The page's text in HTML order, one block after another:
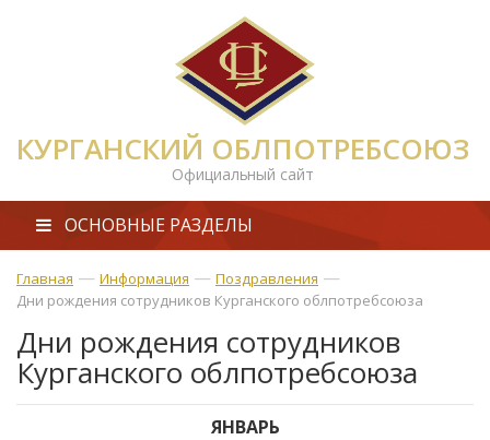
КУРГАНСКИЙ ОБЛПОТРЕБСОЮЗ
Официальный сайт
ОСНОВНЫЕ РАЗДЕЛЫ
Главная — Информация — Поздравления —
Дни рождения сотрудников Курганского облпотребсоюза
Дни рождения сотрудников
Курганского облпотребсоюза
ЯНВАРЬ